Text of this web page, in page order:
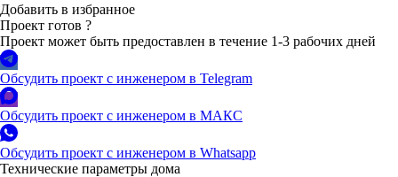
Добавить в избранное
Проект готов ?
Проект может быть предоставлен в течение 1-3 рабочих дней
Обсудить проект с инженером в Telegram
Обсудить проект с инженером в МАКС
Обсудить проект с инженером в Whatsapp
Технические параметры дома